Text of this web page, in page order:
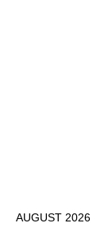
AUGUST 2026